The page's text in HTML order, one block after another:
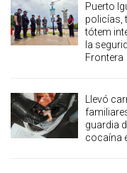
Puerto
policías,
tótem
la
Frontera
Llevó
guardia
cocaína